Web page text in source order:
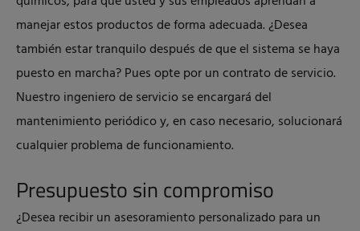
manejar estos productos de forma adecuada. ¿Desea
también estar tranquilo después de que el sistema se haya
puesto en marcha? Pues opte por un contrato de servicio.
Nuestro ingeniero de servicio se encargará del
mantenimiento periódico y, en caso necesario, solucionará
cualquier problema de funcionamiento.
Presupuesto sin compromiso
¿Desea recibir un asesoramiento personalizado para un